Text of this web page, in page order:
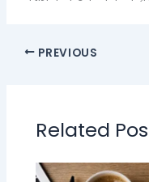
PREVIOUS
Related